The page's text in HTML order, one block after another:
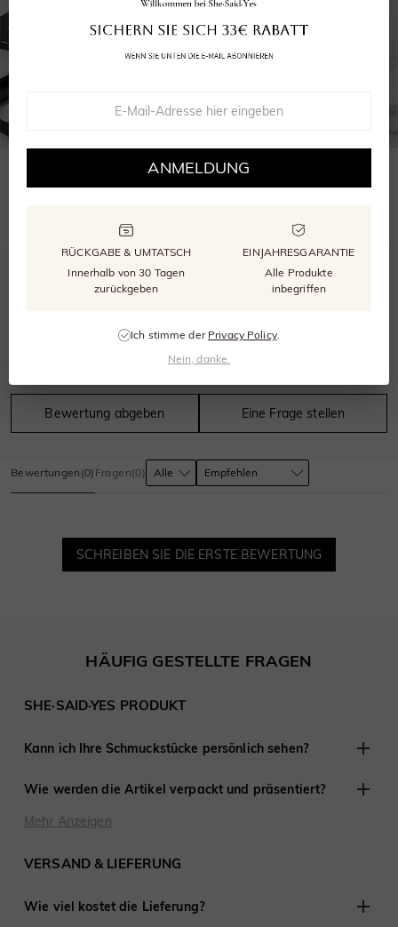
WÄHLEN SIE DIE RICHTIGE GRÖSSE
bewertungen
Bewertung abgeben Eine Frage stellen
Bewertungen (0) Fragen(0)
SCHREIBEN SIE DIE ERSTE BEWERTUNG
HÄUFIG GESTELLTE FRAGEN
SHE·SAID·YES PRODUKT
Kann ich Ihre Schmuckstücke persönlich sehen?
Obwohl wir keine Einzelhandelsgeschäfte anderswo haben,
sind wir erfahren darin, mit Kunden aus der Ferne zu
arbeiten und haben an Tausenden von Verlobungen und
Hochzeiten auf der ganzen Welt teilgenommen.
Wie werden die Artikel verpackt und präsentiert?
Bei SHE·SAID·YES ist die Präsentation entscheidend, daher
Schmuck von uns kaufen. Jede Bestellung wird fertig zum
Mehr Anzeigen
VERSAND & LIEFERUNG
Wie viel kostet die Lieferung?
ANMELDUNG
RÜCKGABE & UMTATSCH
Innerhalb von 30 Tagen
zurückgeben
EINJAHRESGARANTIE
Alle Produkte
inbegriffen
Ich stimme der Privacy Policy.
Nein, danke.